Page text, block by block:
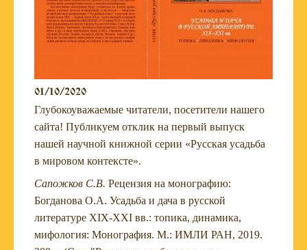
01/10/2020
Глубокоуважаемые читатели, посетители нашего
сайта! Публикуем отклик на первый выпуск
нашей научной книжной серии «Русская усадьба
в мировом контексте».
Сапожков С.В. Рецензия на монографию:
Богданова О.А. Усадьба и дача в русской
литературе XIX-XXI вв.: топика, динамика,
мифология: Монография. М.: ИМЛИ РАН, 2019.